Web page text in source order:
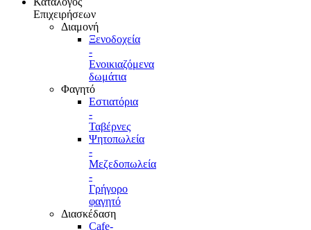
Επιχειρήσεων
Διαμονή
Ξενοδοχεία
-
Ενοικιαζόμενα
δωμάτια
Φαγητό
Εστιατόρια
-
Ταβέρνες
Ψητοπωλεία
-
Μεζεδοπωλεία
-
Γρήγορο
φαγητό
Διασκέδαση
Cafe-